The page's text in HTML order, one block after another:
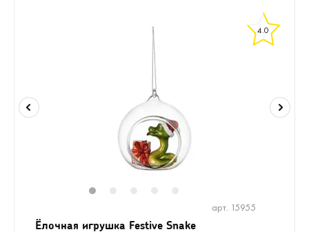
4.0
арт. 15955
Ёлочная игрушка Festive Snake